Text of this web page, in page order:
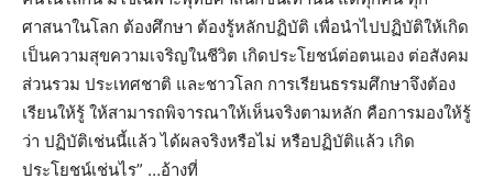
ศาสนาในโลก ต้องศึกษา ต้องรู้หลักปฏิบัติ เพื่อนำไปปฏิบัติให้เกิด
เป็นความสุขความเจริญในชีวิต เกิดประโยชน์ต่อตนเอง ต่อสังคม
ส่วนรวม ประเทศชาติ และชาวโลก การเรียนธรรมศึกษาจึงต้อง
เรียนให้รู้ ให้สามารถพิจารณาให้เห็นจริงตามหลัก คือการมองให้รู้
ว่า ปฏิบัติเช่นนี้แล้ว ได้ผลจริงหรือไม่ หรือปฏิบัติแล้ว เกิด
ประโยชน์เช่นไร” …อ้างที่